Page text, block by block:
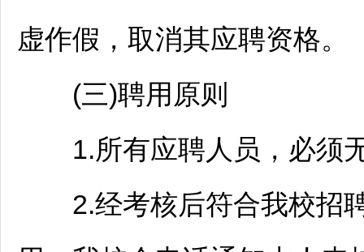
虚作假，取消其应聘资格。
(三)聘用原则
1.所有应聘人员，必须无
2.经考核后符合我校招